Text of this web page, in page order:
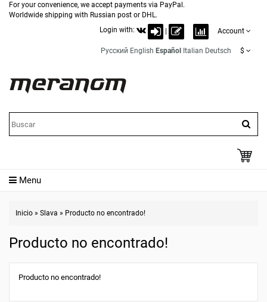
For your convenience, we accept payments via PayPal.
Worldwide shipping with Russian post or DHL.
Login with:
Account
Русский English Español Italian Deutsch $
Menu
Inicio » Slava » Producto no encontrado!
Producto no encontrado!
Producto no encontrado!